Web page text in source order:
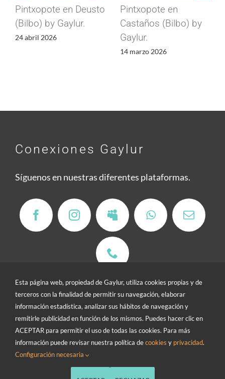
Pintxopote en Deusto
(Bilbo) by Gaylur.
24 abril 2026
Pintxopote en
Castaños (Bilbo) by
Gaylur.
14 marzo 2026
Conexiones Gaylur
Síguenos en nuestras diferentes plataformas.
Contacto/Buzón de sugerencias
Política de cookies/Política de privacidad/Términos y condiciones
Política de devoluciones
© 2026 • Gaylur es una Web Social • All Rights Reserved •
Esta página web, propiedad de Gaylur, utiliza cookies propias y de
terceros con la finalidad de permitir su navegación, elaborar
información estadística, analizar sus hábitos de navegación y
remitirle publicidad en función de los mismos. Puedes hacer clic en
ACEPTAR para permitir el uso de todas las cookies. Para más
información puede revisar nuestra política decookies y privacidad.
Configuración necesaria